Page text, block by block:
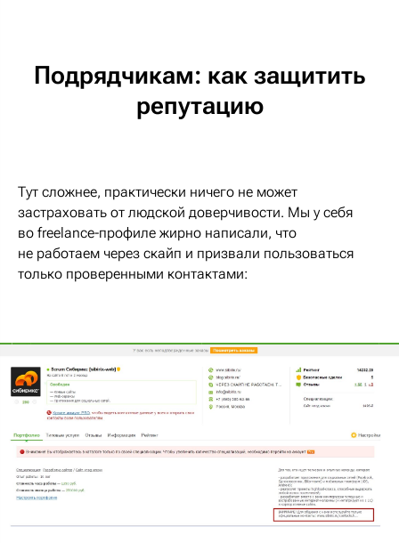
Подрядчикам: как защитить
репутацию
Тут сложнее, практически ничего не может
застраховать от людской доверчивости. Мы у себя
во freelancе-профиле жирно написали, что
не работаем через скайп и призвали пользоваться
только проверенными контактами: